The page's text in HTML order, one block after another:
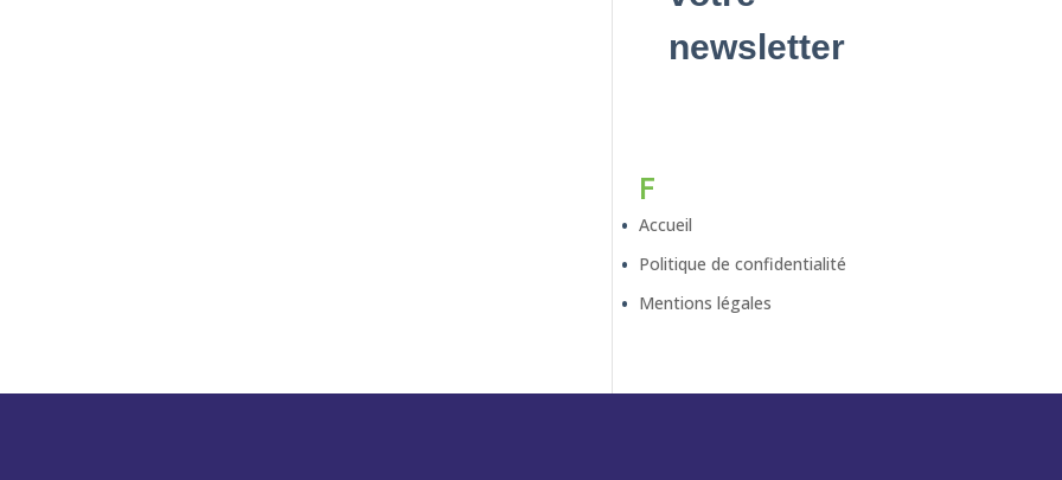
newsletter
F
Accueil
Politique de confidentialité
Mentions légales